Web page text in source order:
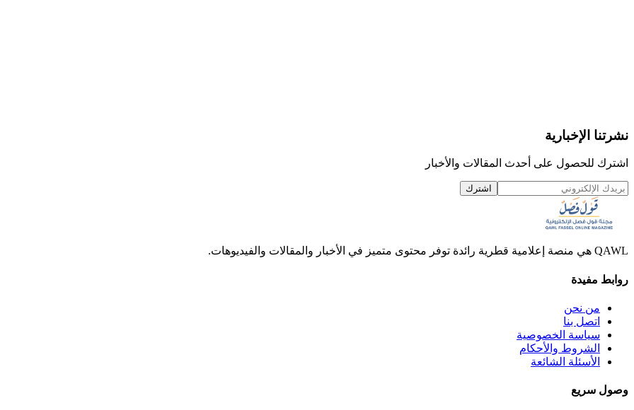
نشرتنا الإخبارية
اشترك للحصول على أحدث المقالات والأخبار
اشترك
QAWL هي منصة إعلامية قطرية رائدة توفر محتوى متميز في الأخبار والمقالات والفيديوهات.
روابط مفيدة
من نحن
اتصل بنا
سياسة الخصوصية
الشروط والأحكام
الأسئلة الشائعة
وصول سريع